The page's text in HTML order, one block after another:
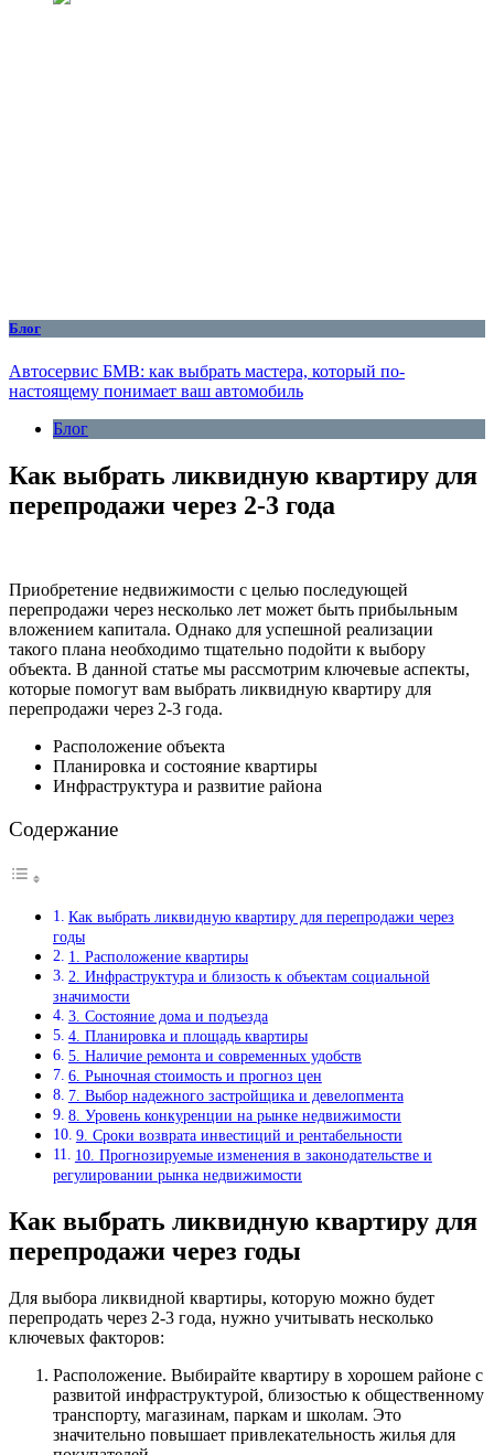
Блог
Автосервис БМВ: как выбрать мастера, который по-
настоящему понимает ваш автомобиль
Блог
Как выбрать ликвидную квартиру для
перепродажи через 2-3 года
Приобретение недвижимости с целью последующей
перепродажи через несколько лет может быть прибыльным
вложением капитала. Однако для успешной реализации
такого плана необходимо тщательно подойти к выбору
объекта. В данной статье мы рассмотрим ключевые аспекты,
которые помогут вам выбрать ликвидную квартиру для
перепродажи через 2-3 года.
Расположение объекта
Планировка и состояние квартиры
Инфраструктура и развитие района
Содержание
Как выбрать ликвидную квартиру для перепродажи через
годы
1. Расположение квартиры
2. Инфраструктура и близость к объектам социальной
значимости
3. Состояние дома и подъезда
4. Планировка и площадь квартиры
5. Наличие ремонта и современных удобств
6. Рыночная стоимость и прогноз цен
7. Выбор надежного застройщика и девелопмента
8. Уровень конкуренции на рынке недвижимости
9. Сроки возврата инвестиций и рентабельности
10. Прогнозируемые изменения в законодательстве и
регулировании рынка недвижимости
Как выбрать ликвидную квартиру для
перепродажи через годы
Для выбора ликвидной квартиры, которую можно будет
перепродать через 2-3 года, нужно учитывать несколько
ключевых факторов:
Расположение. Выбирайте квартиру в хорошем районе с
развитой инфраструктурой, близостью к общественному
транспорту, магазинам, паркам и школам. Это
значительно повышает привлекательность жилья для